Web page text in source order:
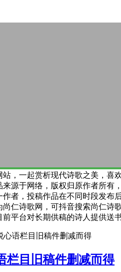
，一起赏析现代诗歌之美，喜
源于网络，版权归原作者所有
者，投稿作品在不同时段发布
仁诗歌网，可抖音搜索尚仁诗
平台对长期供稿的诗人提供送
心语栏目旧稿件删减而得
栏目旧稿件删减而得